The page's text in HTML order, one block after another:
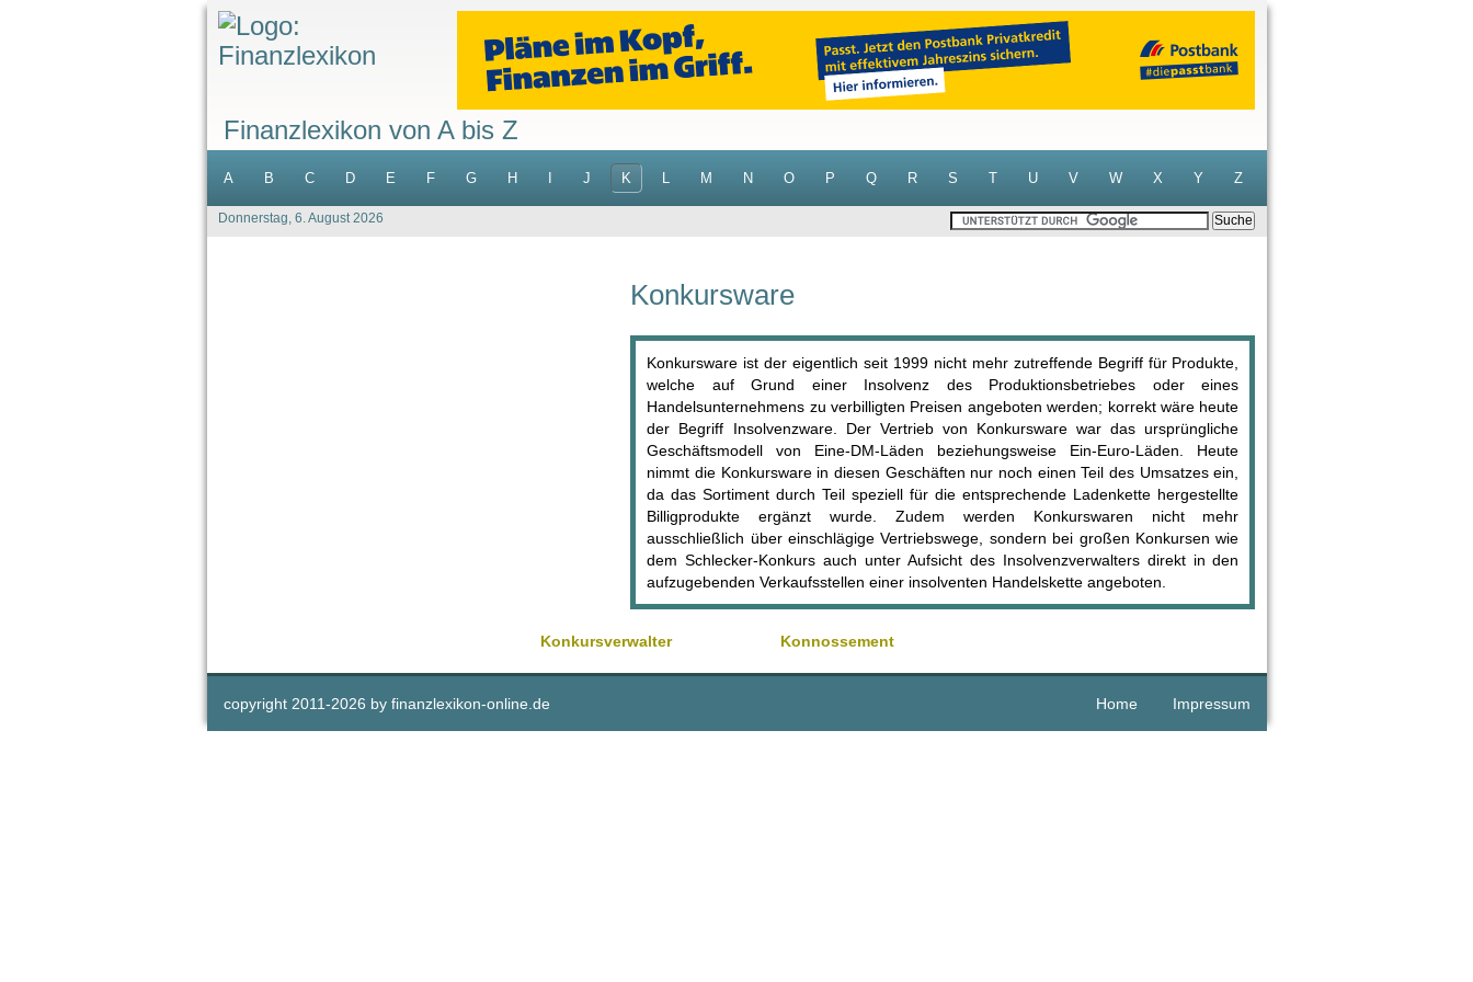
Finanzlexikon von A bis Z
A B C D E F G H J K L M N O P Q R S T U V W X Y Z
Donnerstag, 6. August 2026
Konkursware
Konkursware ist der eigentlich seit 1999 nicht mehr zutreffende Begriff für Produkte,
welche auf Grund einer Insolvenz des Produktionsbetriebes oder eines
Handelsunternehmens zu verbilligten Preisen angeboten werden; korrekt wäre heute
der Begriff Insolvenzware. Der Vertrieb von Konkursware war das ursprüngliche
Geschäftsmodell von Eine-DM-Läden beziehungsweise Ein-Euro-Läden. Heute
nimmt die Konkursware in diesen Geschäften nur noch einen Teil des Umsatzes ein,
da das Sortiment durch Teil speziell für die entsprechende Ladenkette hergestellte
Billigprodukte ergänzt wurde. Zudem werden Konkurswaren nicht mehr
ausschließlich über einschlägige Vertriebswege, sondern bei großen Konkursen wie
dem Schlecker-Konkurs auch unter Aufsicht des Insolvenzverwalters direkt in den
aufzugebenden Verkaufsstellen einer insolventen Handelskette angeboten.
Konkursverwalter Konnossement
copyright 2011-2026 by finanzlexikon-online.de Home Impressum